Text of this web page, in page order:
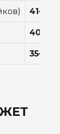
41–43
40–42
35–37